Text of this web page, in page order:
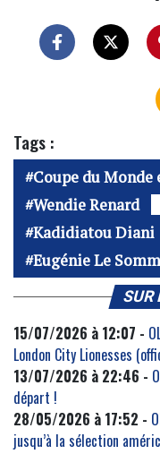
Tags :
Coupe du
Wendie Renard
Kadidiatou Diani
Eugénie Le
SUR
15/07/2026 à 12:07 -
London City Lionesses
13/07/2026 à 22:46 -
départ !
28/05/2026 à 17:52 -
jusqu’à la sélection